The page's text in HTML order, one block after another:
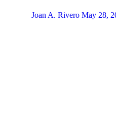
Joan A. Rivero May 28,